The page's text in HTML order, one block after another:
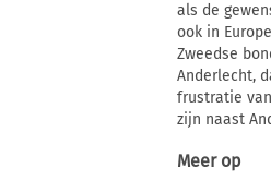
als de
ook in
Zweedse
Anderlecht,
frustratie
zijn naast
Meer op